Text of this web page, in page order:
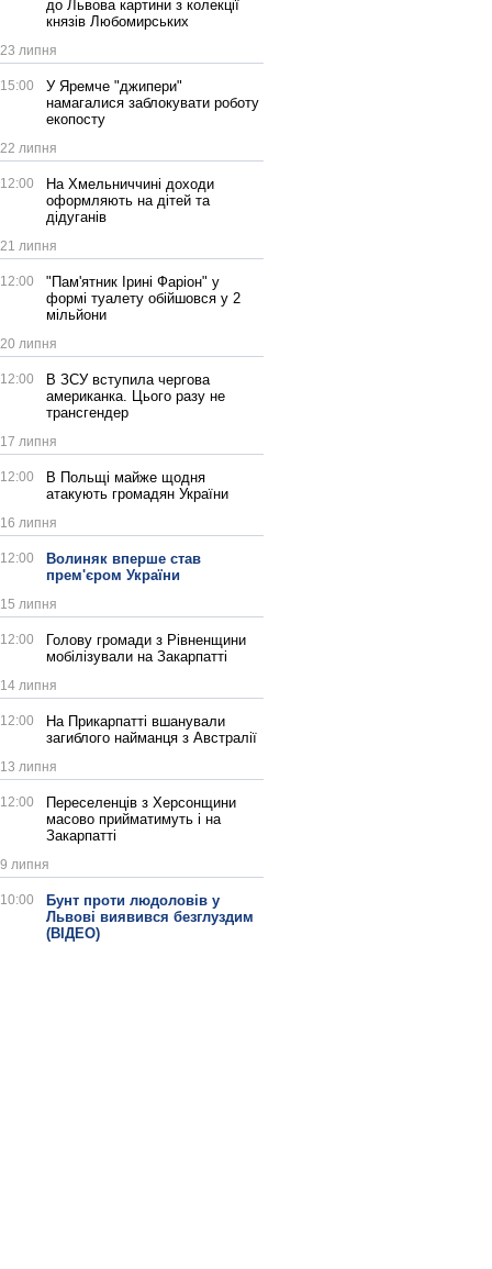
до Львова картини з колекції
князів Любомирських
23 липня
15:00
У Яремче "джипери"
намагалися заблокувати роботу
екопосту
22 липня
12:00
На Хмельниччині доходи
оформляють на дітей та
дідуганів
21 липня
12:00
"Пам'ятник Ірині Фаріон" у
формі туалету обійшовся у 2
мільйони
20 липня
12:00
В ЗСУ вступила чергова
американка. Цього разу не
трансгендер
17 липня
12:00
В Польщі майже щодня
атакують громадян України
16 липня
12:00
Волиняк вперше став
прем'єром України
15 липня
12:00
Голову громади з Рівненщини
мобілізували на Закарпатті
14 липня
12:00
На Прикарпатті вшанували
загиблого найманця з Австралії
13 липня
12:00
Переселенців з Херсонщини
масово прийматимуть і на
Закарпатті
9 липня
10:00
Бунт проти людоловів у
Львові виявився безглуздим
(ВІДЕО)